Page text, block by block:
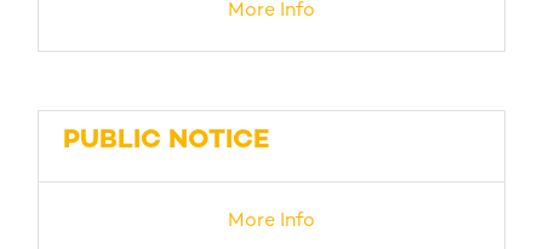
More Info
PUBLIC NOTICE
More Info